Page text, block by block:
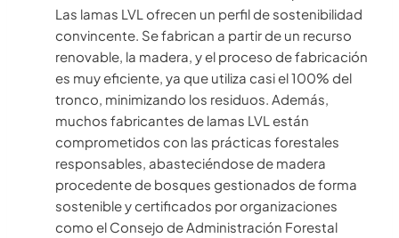
Las lamas LVL ofrecen un perfil de sostenibilidad
convincente. Se fabrican a partir de un recurso
renovable, la madera, y el proceso de fabricación
es muy eficiente, ya que utiliza casi el 100% del
tronco, minimizando los residuos. Además,
muchos fabricantes de lamas LVL están
comprometidos con las prácticas forestales
responsables, abasteciéndose de madera
procedente de bosques gestionados de forma
sostenible y certificados por organizaciones
como el Consejo de Administración Forestal